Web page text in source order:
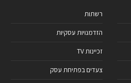
רשתות
הזדמנויות עסקיות
זכיינות TV
צעדים בפתיחת עסק